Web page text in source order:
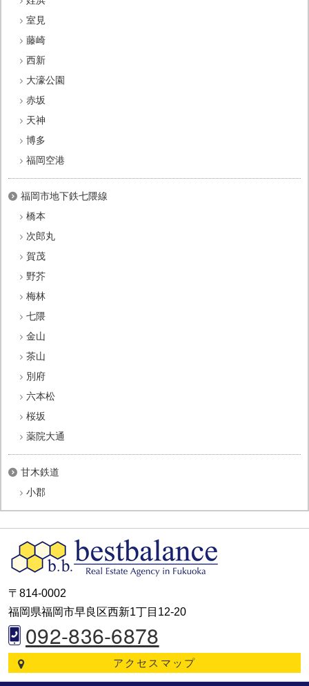
室見
藤崎
西新
大濠公園
赤坂
天神
博多
福岡空港
福岡市地下鉄七隈線
橋本
次郎丸
賀茂
野芥
梅林
七隈
金山
茶山
別府
六本松
桜坂
薬院大通
甘木鉄道
小郡
〒814-0002
福岡県福岡市早良区西新1丁目12-20
092-836-6878
アクセスマップ